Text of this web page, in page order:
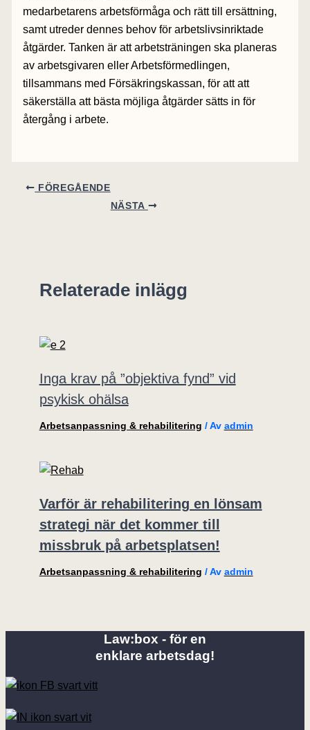
medarbetarens arbetsförmåga och rätt till ersättning,
samt utreder dennes behov för arbetslivsinriktade
åtgärder. Tanken är att arbetsträningen ska planeras
av arbetsgivaren eller Arbetsförmedlingen,
tillsammans med Försäkringskassan, för att att
säkerställa att bästa möjliga åtgärder sätts in för
återgång i arbete.
FÖREGÅENDE
NÄSTA
Relaterade inlägg
Inga krav på ”objektiva fynd” vid
psykisk ohälsa
Arbetsanpassning & rehabilitering / Av admin
Varför är rehabilitering en lönsam
strategi när det kommer till
missbruk på arbetsplatsen!
Arbetsanpassning & rehabilitering / Av admin
Law:box - för en
enklare arbetsdag!